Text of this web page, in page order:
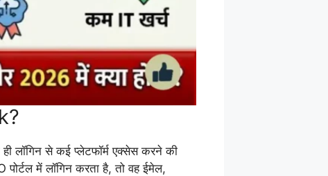
लॉगिन से कई प्लेटफॉर्म एक्सेस करने की
में लॉगिन करता है, तो वह ईमेल,